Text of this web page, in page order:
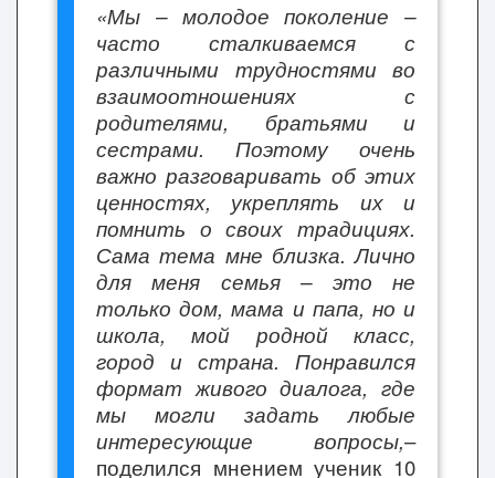
«Мы – молодое поколение –
часто сталкиваемся с
различными трудностями во
взаимоотношениях с
родителями, братьями и
сестрами. Поэтому очень
важно разговаривать об этих
ценностях, укреплять их и
помнить о своих традициях.
Сама тема мне близка. Лично
для меня семья – это не
только дом, мама и папа, но и
школа, мой родной класс,
город и страна. Понравился
формат живого диалога, где
мы могли задать любые
интересующие вопросы,–
поделился мнением ученик 10